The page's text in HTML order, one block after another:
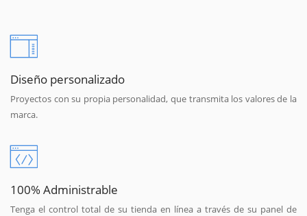
Diseño personalizado
Proyectos con su propia personalidad, que transmita los valores de la
marca.
100% Administrable
Tenga el control total de su tienda en línea a través de su panel de